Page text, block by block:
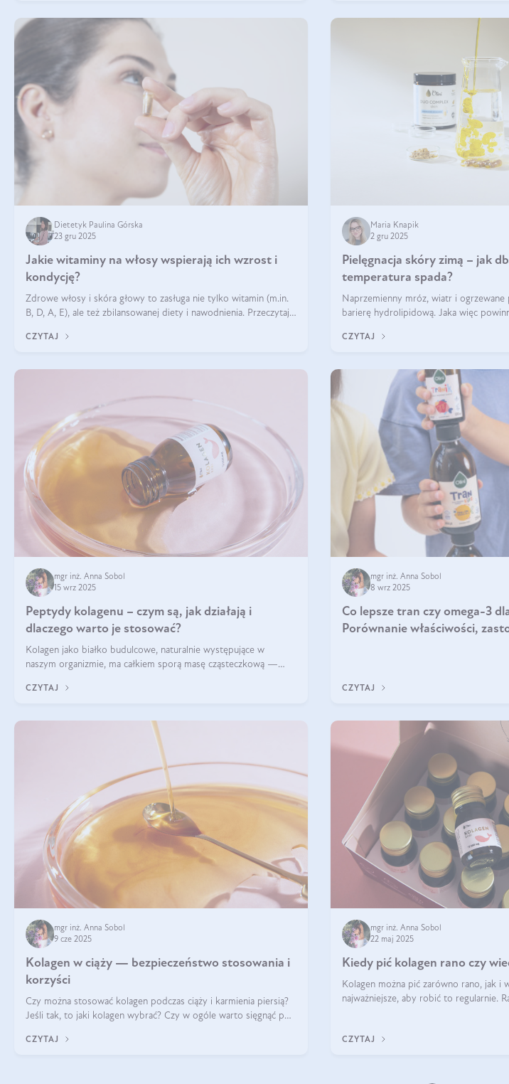
Dietetyk Paulina Górska
23 gru 2025
Jakie witaminy na włosy wspierają ich wzrost i
kondycję?
Zdrowe włosy i skóra głowy to zasługa nie tylko witamin (m.in.
B, D, A, E), ale też zbilansowanej diety i nawodnienia. Przeczytaj
wypadanie włosów.
CZYTAJ
Maria Knapik
2 gru 2025
Pielęgnacja skóry zimą – jak
temperatura spada?
Naprzemienny mróz, wiatr i ogrzewane
barierę hydrolipidową. Jaka więc
CZYTAJ
mgr inż. Anna Sobol
15 wrz 2025
Peptydy kolagenu – czym są, jak działają i
dlaczego warto je stosować?
Kolagen jako białko budulcowe, naturalnie występujące w
naszym organizmie, ma całkiem sporą masę cząsteczkową —
formie, byłby trudno strawialny. Aby był lepiej przyswajalny i
CZYTAJ
mgr inż. Anna Sobol
8 wrz 2025
Co lepsze tran czy omega-3
Porównanie właściwości,
CZYTAJ
mgr inż. Anna Sobol
9 cze 2025
Kolagen w ciąży — bezpieczeństwo stosowania i
korzyści
Czy można stosować kolagen podczas ciąży i karmienia piersią?
Jeśli tak, to jaki kolagen wybrać? Czy w ogóle warto sięgnąć po
CZYTAJ
mgr inż. Anna Sobol
22 maj 2025
Kiedy pić kolagen rano czy
Kolagen można pić zarówno rano, jak i
najważniejsze, aby robić to regularnie.
CZYTAJ